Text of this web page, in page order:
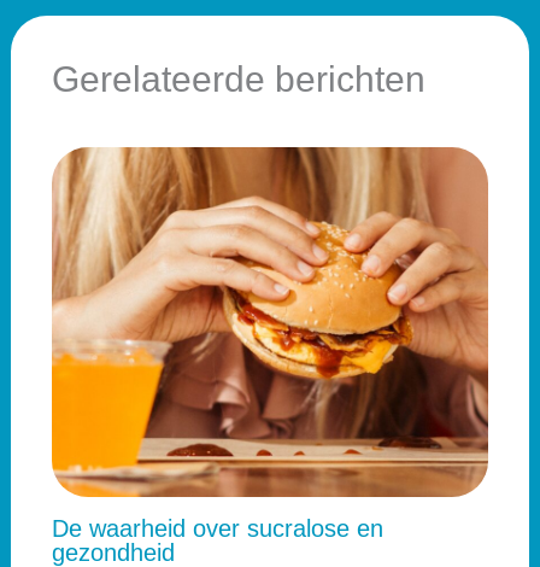
Gerelateerde berichten
De waarheid over sucralose en
gezondheid